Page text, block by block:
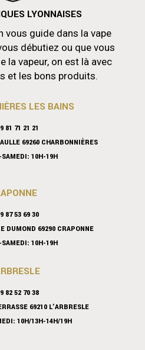
LYONNAISES
vous guide dans la vape
débutiez ou que vous
la vapeur, on est là avec
et les bons produits.
LES BAINS
81 71 21 21
69260 CHARBONNIÈRES
10H-19H
87 53 69 30
DUMOND 69290 CRAPONNE
10H-19H
82 52 70 38
69210 L’ARBRESLE
10H/13H-14H/19H